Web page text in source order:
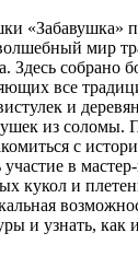
«Забавушка»
мир
Здесь собрано
все
и
из соломы.
с
в
кукол и
и узнать,